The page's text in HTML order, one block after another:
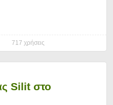
717 χρήσεις
Silit στο